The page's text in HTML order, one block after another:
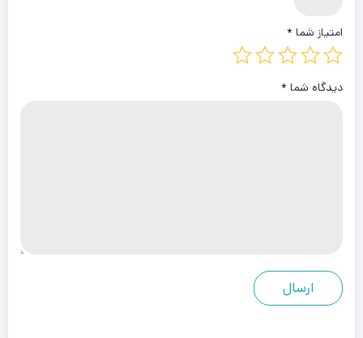
امتیاز شما *
دیدگاه شما *